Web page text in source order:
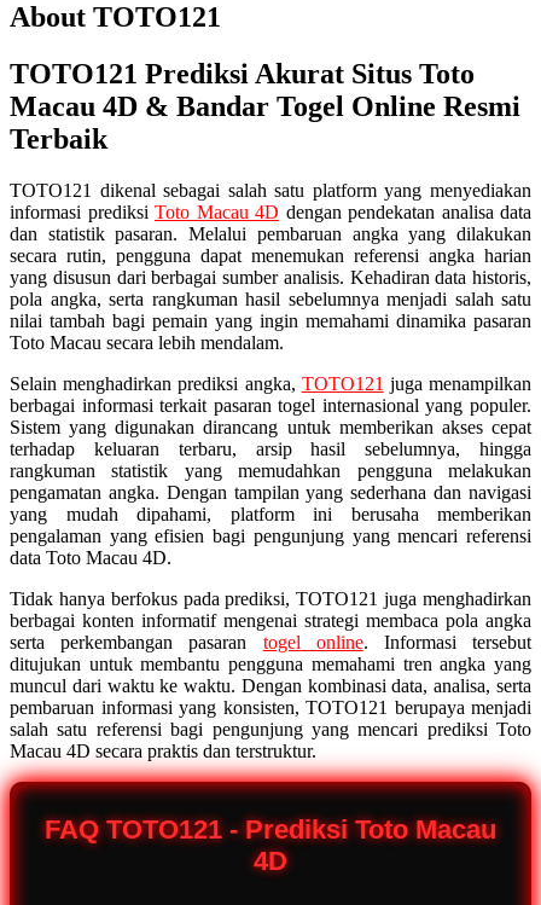
About TOTO121
TOTO121 Prediksi Akurat Situs Toto
Macau 4D & Bandar Togel Online Resmi
Terbaik
TOTO121 dikenal sebagai salah satu platform yang menyediakan
informasi prediksi Toto Macau 4D dengan pendekatan analisa data
dan statistik pasaran. Melalui pembaruan angka yang dilakukan
secara rutin, pengguna dapat menemukan referensi angka harian
yang disusun dari berbagai sumber analisis. Kehadiran data historis,
pola angka, serta rangkuman hasil sebelumnya menjadi salah satu
nilai tambah bagi pemain yang ingin memahami dinamika pasaran
Toto Macau secara lebih mendalam.
Selain menghadirkan prediksi angka, TOTO121 juga menampilkan
berbagai informasi terkait pasaran togel internasional yang populer.
Sistem yang digunakan dirancang untuk memberikan akses cepat
terhadap keluaran terbaru, arsip hasil sebelumnya, hingga
rangkuman statistik yang memudahkan pengguna melakukan
pengamatan angka. Dengan tampilan yang sederhana dan navigasi
yang mudah dipahami, platform ini berusaha memberikan
pengalaman yang efisien bagi pengunjung yang mencari referensi
data Toto Macau 4D.
Tidak hanya berfokus pada prediksi, TOTO121 juga menghadirkan
berbagai konten informatif mengenai strategi membaca pola angka
serta perkembangan pasaran togel online. Informasi tersebut
ditujukan untuk membantu pengguna memahami tren angka yang
muncul dari waktu ke waktu. Dengan kombinasi data, analisa, serta
pembaruan informasi yang konsisten, TOTO121 berupaya menjadi
salah satu referensi bagi pengunjung yang mencari prediksi Toto
Macau 4D secara praktis dan terstruktur.
FAQ TOTO121 - Prediksi Toto Macau
4D